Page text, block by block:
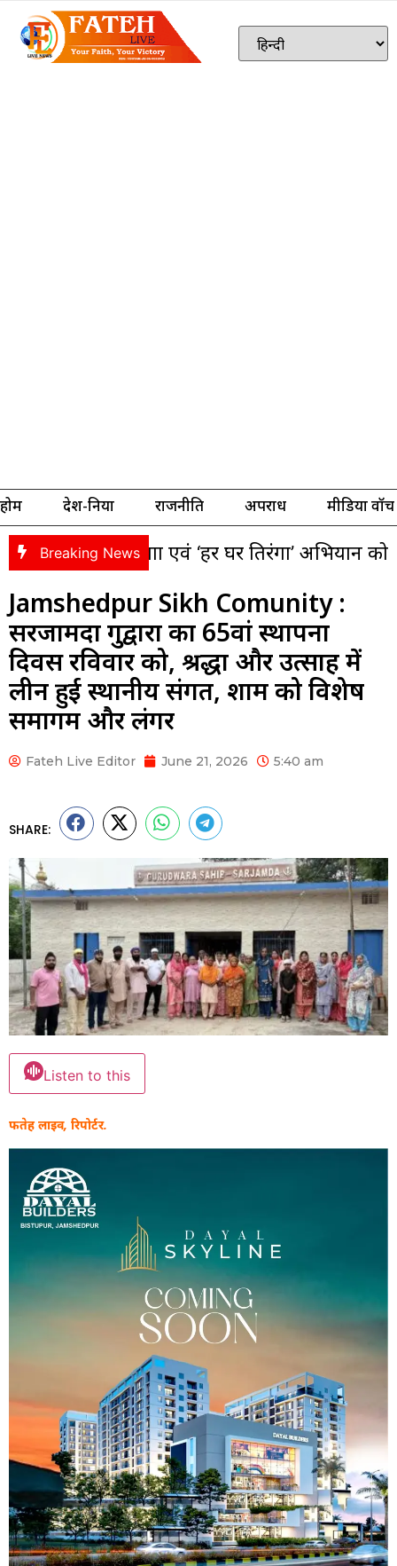
होम देश-दुनिया राजनीति अपराध मीडिया वॉच
Breaking News
यात्रा एवं ‘हर घर तिरंगा’ अभियान को लेकर
Jamshedpur Sikh Comunity :
सरजामदा गुरुद्वारा का 65वां स्थापना
दिवस रविवार को, श्रद्धा और उत्साह में
लीन हुई स्थानीय संगत, शाम को विशेष
समागम और लंगर
Fateh Live Editor June 21, 2026 5:40 am
SHARE:
Listen to this
फतेह लाइव, रिपोर्टर.